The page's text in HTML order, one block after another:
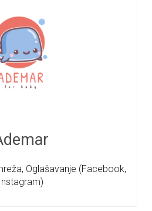
Oglašavanje (Facebook,
Instagram)